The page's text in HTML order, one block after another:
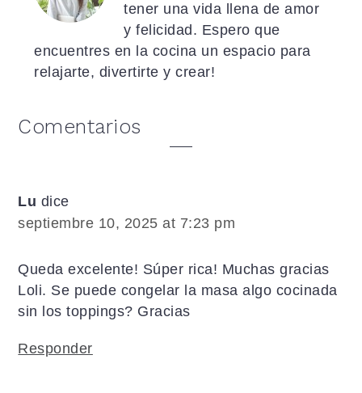
tener una vida llena de amor
y felicidad. Espero que
encuentres en la cocina un espacio para
relajarte, divertirte y crear!
Interacciones
lectores
Comentarios
Lu dice
septiembre 10, 2025 at 7:23 pm
Queda excelente! Súper rica! Muchas gracias
Loli. Se puede congelar la masa algo cocinada
sin los toppings? Gracias
Responder